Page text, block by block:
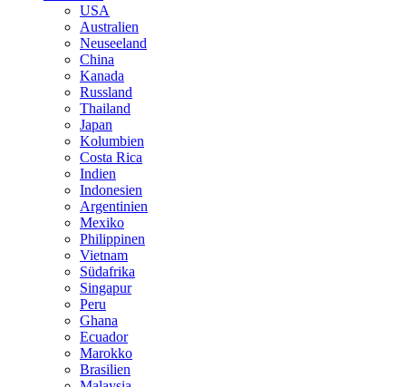
USA
Australien
Neuseeland
China
Kanada
Russland
Thailand
Japan
Kolumbien
Costa Rica
Indien
Indonesien
Argentinien
Mexiko
Philippinen
Vietnam
Südafrika
Singapur
Peru
Ghana
Ecuador
Marokko
Brasilien